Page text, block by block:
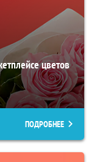
цветов
ПОДРОБНЕЕ